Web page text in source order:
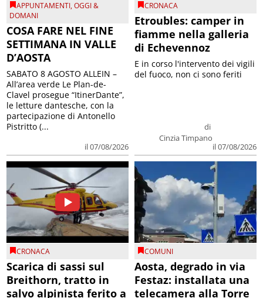
APPUNTAMENTI,OGGI &
DOMANI
COSA FARE NEL FINE
SETTIMANA IN VALLE
D’AOSTA
il 07/08/2026
SABATO 8 AGOSTO ALLEIN –
All’area verde Le Plan-de-
Clavel prosegue “ItinerDante”,
le letture dantesche, con la
partecipazione di Antonello
Pistritto (...
CRONACA
Etroubles: camper in
fiamme nella galleria
di Echevennoz
di
Cinzia Timpano
il 07/08/2026
E in corso l'intervento dei vigili
del fuoco, non ci sono feriti
CRONACA
Scarica di sassi sul
Breithorn, tratto in
salvo alpinista ferito a
COMUNI
Aosta, degrado in via
Festaz: installata una
telecamera alla Torre